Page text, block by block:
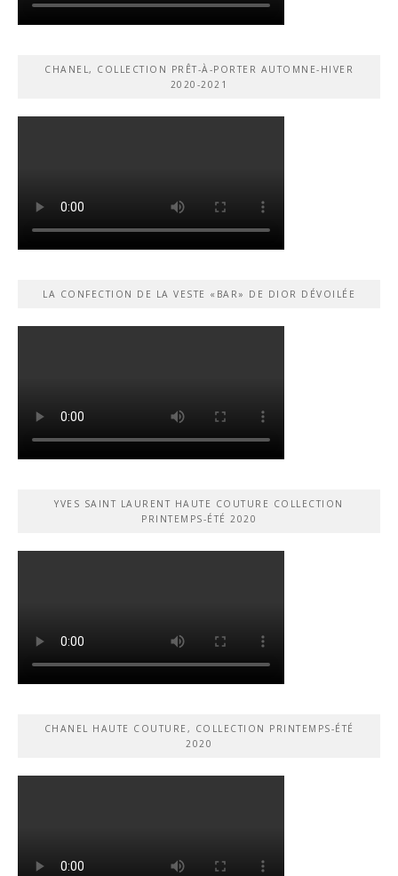
CHANEL, COLLECTION PRÊT-À-PORTER AUTOMNE-HIVER
2020-2021
LA CONFECTION DE LA VESTE «BAR» DE DIOR DÉVOILÉE
YVES SAINT LAURENT HAUTE COUTURE COLLECTION
PRINTEMPS-ÉTÉ 2020
CHANEL HAUTE COUTURE, COLLECTION PRINTEMPS-ÉTÉ
2020